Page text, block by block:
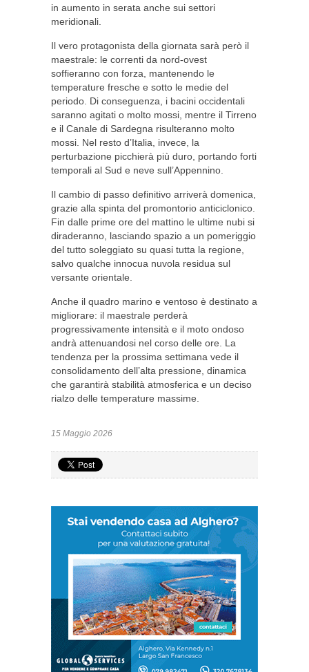
in aumento in serata anche sui settori
meridionali.
Il vero protagonista della giornata sarà però il
maestrale: le correnti da nord-ovest
soffieranno con forza, mantenendo le
temperature fresche e sotto le medie del
periodo. Di conseguenza, i bacini occidentali
saranno agitati o molto mossi, mentre il Tirreno
e il Canale di Sardegna risulteranno molto
mossi. Nel resto d’Italia, invece, la
perturbazione picchierà più duro, portando forti
temporali al Sud e neve sull’Appennino.
Il cambio di passo definitivo arriverà domenica,
grazie alla spinta del promontorio anticiclonico.
Fin dalle prime ore del mattino le ultime nubi si
diraderanno, lasciando spazio a un pomeriggio
del tutto soleggiato su quasi tutta la regione,
salvo qualche innocua nuvola residua sul
versante orientale.
Anche il quadro marino e ventoso è destinato a
migliorare: il maestrale perderà
progressivamente intensità e il moto ondoso
andrà attenuandosi nel corso delle ore. La
tendenza per la prossima settimana vede il
consolidamento dell’alta pressione, dinamica
che garantirà stabilità atmosferica e un deciso
rialzo delle temperature massime.
15 Maggio 2026